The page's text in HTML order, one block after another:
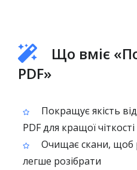
Що вміє
PDF»
Покращує якість
PDF для кращої
Очищає скани, щоб
легше розібрати